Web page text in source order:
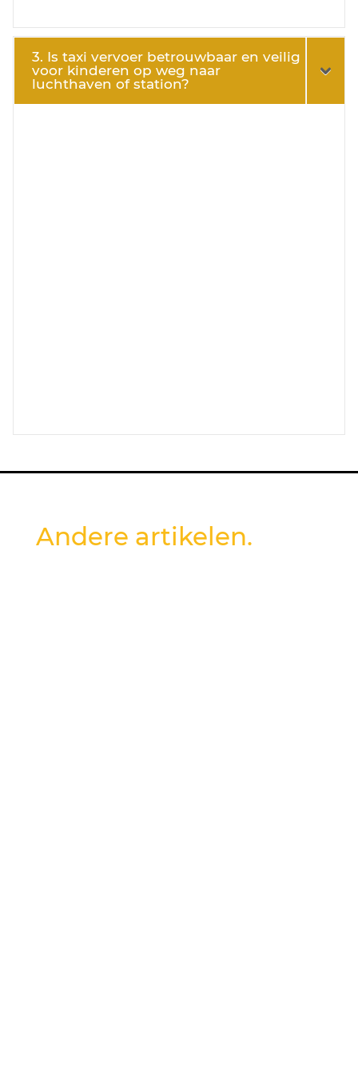
3. Is taxi vervoer betrouwbaar en veilig
voor kinderen op weg naar
luchthaven of station?
Andere artikelen.